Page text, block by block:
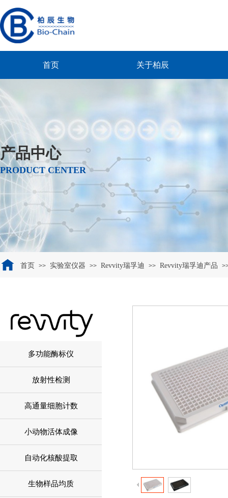
首页 关于柏辰
产品中心
PRODUCT CENTER
首页 >> 实验室仪器 >> Revvity瑞孚迪 >> Revvity瑞孚迪产品
多功能酶标仪
放射性检测
高通量细胞计数
小动物活体成像
自动化核酸提取
生物样品均质